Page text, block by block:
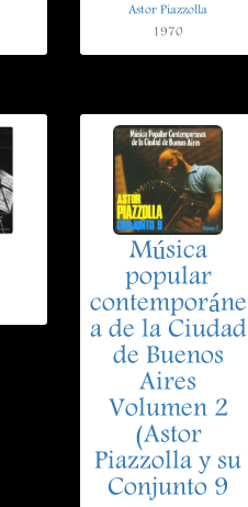
Astor Piazzolla
1970
Música
popular
contemporáne
a de la Ciudad
de Buenos
Aires
Volumen 2
(Astor
Piazzolla y su
Conjunto 9